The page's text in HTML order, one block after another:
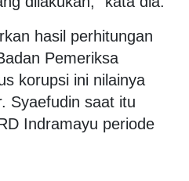
hasil perhitungan
Pemeriksa
korupsi ini nilainya
Syaefudin saat itu
Indramayu periode